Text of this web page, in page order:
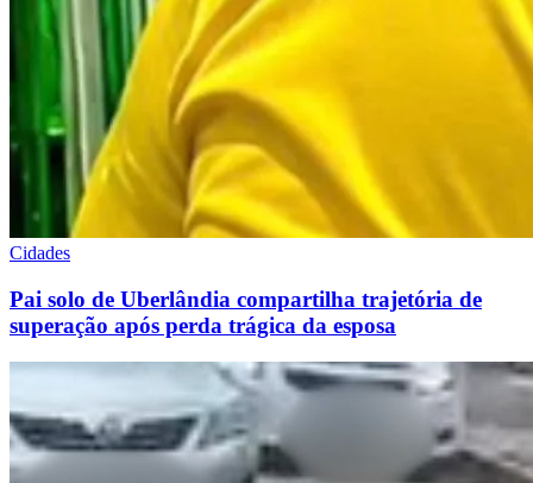
Cidades
Pai solo de Uberlândia compartilha trajetória de
superação após perda trágica da esposa